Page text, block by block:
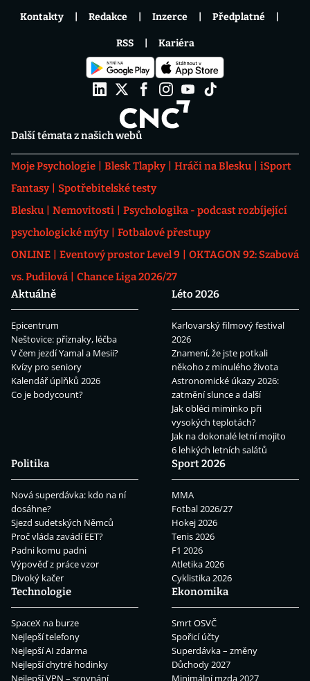
Další témata z našich webů
Moje Psychologie Blesk Tlapky Hráči na Blesku
iSport
Fantasy
Spotřebitelské testy
Blesku
Nemovitosti
Psychologika - podcast rozbíjející
psychologické mýty
Fotbalové přestupy
ONLINE
Eventový prostor Level 9
OKTAGON 92: Szabová
vs. Pudilová
Chance Liga 2026/27
Aktuálně
Epicentrum
Neštovice: příznaky, léčba
V čem jezdí Yamal a Mesii?
Kvízy pro seniory
Kalendář úplňků 2026
Co je bodycount?
Léto 2026
Karlovarský filmový festival
2026
Znamení, že jste potkali
někoho z minulého života
Astronomické úkazy 2026:
zatmění slunce a další
Jak obléci miminko při
vysokých teplotách?
Jak na dokonalé letní mojito
6 lehkých letních salátů
Politika
Nová superdávka: kdo na ní
dosáhne?
Sjezd sudetských Němců
Proč vláda zavádí EET?
Padni komu padni
Výpověď z práce vzor
Divoký kačer
Sport 2026
MMA
Fotbal 2026/27
Hokej 2026
Tenis 2026
F1 2026
Atletika 2026
Cyklistika 2026
Technologie
SpaceX na burze
Nejlepší telefony
Nejlepší AI zdarma
Nejlepší chytré hodinky
Nejlepší VPN – srovnání
Ekonomika
Smrt OSVČ
Spořicí účty
Superdávka – změny
Důchody 2027
Minimální mzda 2027
Kontakty Redakce Inzerce Předplatné
RSS Kariéra